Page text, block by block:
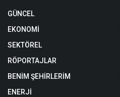
GÜNCEL
EKONOMİ
SEKTÖREL
RÖPORTAJLAR
BENİM ŞEHİRLERİM
ENERJİ